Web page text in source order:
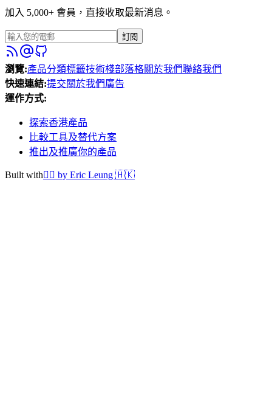
加入 5,000+ 會員，直接收取最新消息。
訂閱
瀏覽:產品分類標籤技術棧部落格關於我們聯絡我們
快速連結:提交關於我們廣告
運作方式:
探索香港產品
比較工具及替代方案
推出及推廣你的產品
Built with❤️‍🔥 by Eric Leung 🇭🇰